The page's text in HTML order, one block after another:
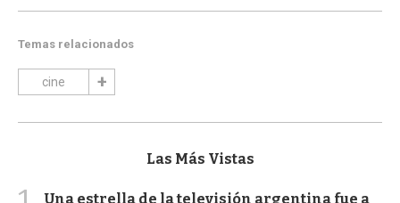
Temas relacionados
cine
Las Más Vistas
Una estrella de la televisión argentina fue a